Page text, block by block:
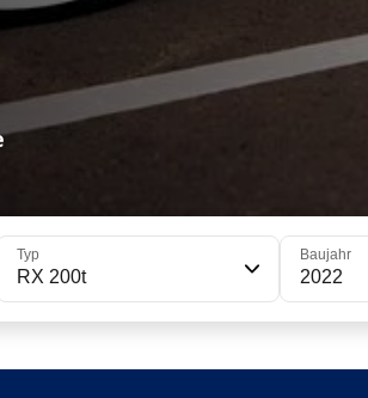
Typ
RX 200t
Baujahr
2022